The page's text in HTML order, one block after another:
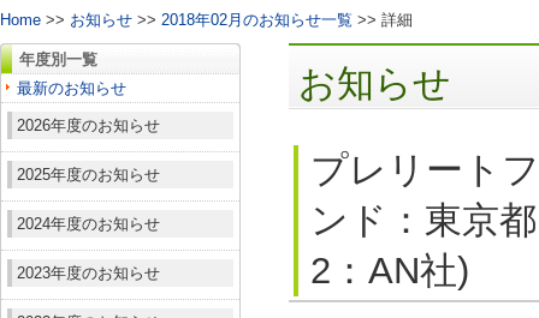
Home >> お知らせ >> 2018年02月のお知らせ一覧 >> 詳細
年度別一覧
最新のお知らせ
2026年度のお知らせ
2025年度のお知らせ
2024年度のお知らせ
2023年度のお知らせ
お知らせ
プレリート
ンド：東京
2：AN社)